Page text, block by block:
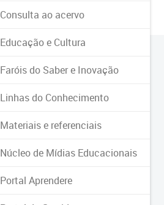
Consulta ao acervo
Educação e Cultura
Faróis do Saber e Inovação
Linhas do Conhecimento
Materiais e referenciais
Núcleo de Mídias Educacionais
Portal Aprendere